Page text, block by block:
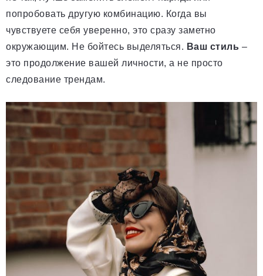
попробовать другую комбинацию. Когда вы
чувствуете себя уверенно, это сразу заметно
окружающим. Не бойтесь выделяться. Ваш стиль –
это продолжение вашей личности, а не просто
следование трендам.